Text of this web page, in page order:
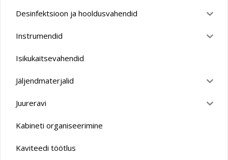
Desinfektsioon ja hooldusvahendid
Instrumendid
Isikukaitsevahendid
Jäljendmaterjalid
Juureravi
Kabineti organiseerimine
Kaviteedi töötlus